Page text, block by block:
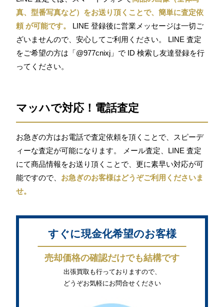
真、型番写真など）をお送り頂くことで、簡単に査定依
頼 が可能です。
LINE 登録後に営業メッセージは一切ご
ざいませんので、安心してご利用ください。 LINE 査定
をご希望の方は「@977cnixj」で ID 検索し友達登録を行
ってください。
マッハで対応！電話査定
お急ぎの方はお電話で査定依頼を頂くことで、スピーデ
ィーな査定が可能になります。 メール査定、LINE 査定
にて商品情報をお送り頂くことで、更に素早い対応が可
能ですので、 お急ぎのお客様はどうぞご利用くださいま
せ。
すぐに現金化希望のお客様
売却価格の確認だけでも結構です
出張買取も行っておりますので、
どうぞお気軽にお問合せください